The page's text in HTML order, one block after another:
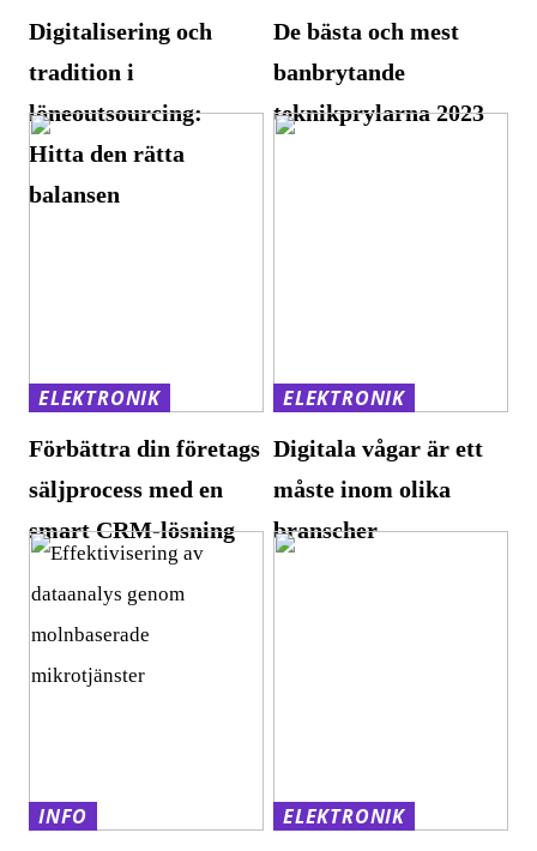
Digitalisering och
tradition i
löneoutsourcing:
Hitta den rätta
balansen
De bästa och mest
banbrytande
teknikprylarna 2023
ELEKTRONIK
Förbättra din företags
säljprocess med en
smart CRM-lösning
ELEKTRONIK
Digitala vågar är ett
måste inom olika
branscher
INFO
ELEKTRONIK